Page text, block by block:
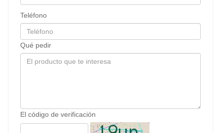
Teléfono
Qué pedir
El código de verificación